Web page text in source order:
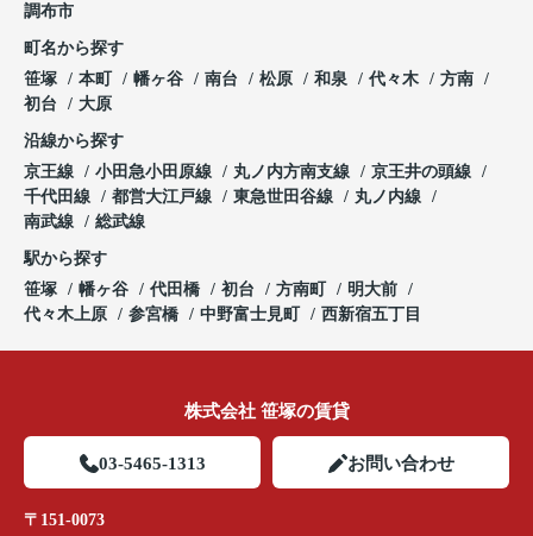
調布市
町名から探す
笹塚
本町 幡ヶ谷 南台 松原 和泉 代々木
方南
初台
大原
沿線から探す
京王線
小田急小田原線 丸ノ内方南支線
京王井の頭線
千代田線
都営大江戸線 東急世田谷線
丸ノ内線
南武線
総武線
駅から探す
笹塚
幡ヶ谷 代田橋 初台 方南町
明大前
代々木上原
参宮橋 中野富士見町 西新宿五丁目
株式会社 笹塚の賃貸
03-5465-1313 お問い合わせ
〒151-0073